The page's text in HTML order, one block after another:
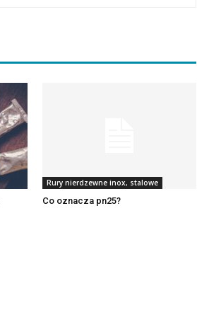
Rury nierdzewne inox, stalowe
Co oznacza pn25?